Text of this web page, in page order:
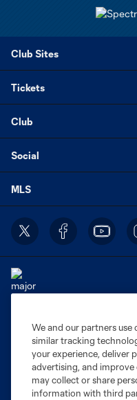
Club Sites
Tickets
Club
Social
MLS
Terms of Service
Privacy Policy
Do Not Sell or Share My
©2026 MLS. The Major
registered trademarks of Major
and logos of MLS teams are
We and our partners use
similar tracking
your experience, deliver
advertising, and improve
may collect or share
information with third